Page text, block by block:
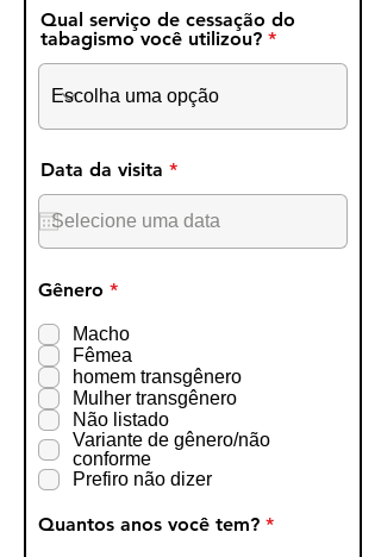
Qual serviço de cessação do
tabagismo você utilizou?
Data da visita *r
u
i
Gênero *O
r
i
g
a
t
ó
r
i
o
Macho
Fêmea
homem transgênero
Mulher transgênero
Não listado
Variante de gênero/não
conforme
Prefiro não dizer
Quantos anos você tem? *O